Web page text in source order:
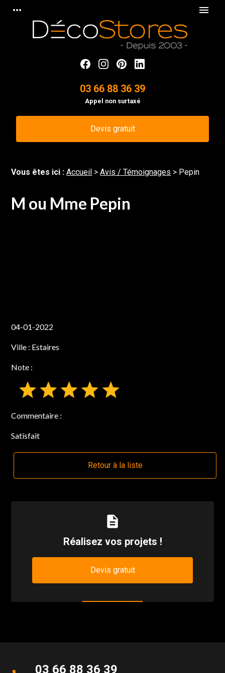
more_horiz menu
03 66 88 36 39
Appel non surtaxé
Devis gratuit
Vous êtes ici :Accueil >Avis / Témoignages > Pepin
M ou Mme Pepin
04-01-2022
Ville : Estaires
Note :
Commentaire :
Satisfait
Retour à la liste
description
Réalisez vos projets !
Devis gratuit
03 66 88 36 39